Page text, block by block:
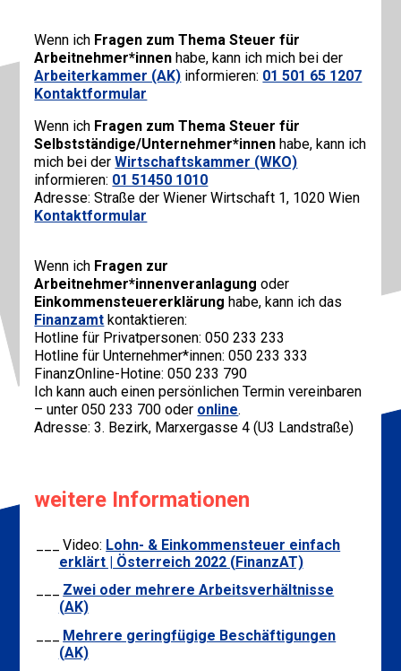
Wenn ich Fragen zum Thema Steuer für
Arbeitnehmer*innen habe, kann ich mich bei der
Arbeiterkammer (AK) informieren: 01 501 65 1207
Kontaktformular
Wenn ich Fragen zum Thema Steuer für
Selbstständige/Unternehmer*innen habe, kann ich
mich bei derWirtschaftskammer (WKO)
informieren: 01 51450 1010
Adresse: Straße der Wiener Wirtschaft 1, 1020 Wien
Kontaktformular
Wenn ich Fragen zur
Arbeitnehmer*innenveranlagung oder
Einkommensteuererklärung habe, kann ich das
Finanzamt kontaktieren:
Hotline für Privatpersonen: 050 233 233
Hotline für Unternehmer*innen: 050 233 333
FinanzOnline-Hotine: 050 233 790
Ich kann auch einen persönlichen Termin vereinbaren
– unter 050 233 700 oder online.
Adresse: 3. Bezirk, Marxergasse 4 (U3 Landstraße)
weitere Informationen
Video: Lohn- & Einkommensteuer einfach
erklärt | Österreich 2022 (FinanzAT)
Zwei oder mehrere Arbeitsverhältnisse
(AK)
Mehrere geringfügige Beschäftigungen
(AK)